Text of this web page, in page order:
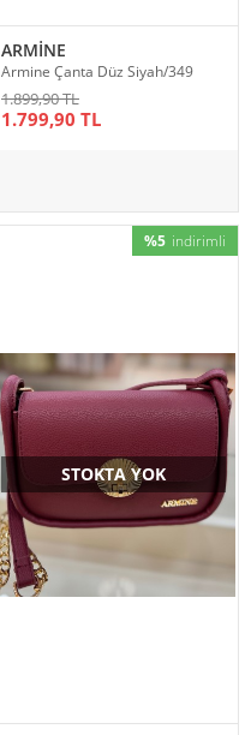
ARMİNE
Armine Çanta Düz Siyah/349
1.899,90 TL
1.799,90 TL
%5 indirimli
STOKTA YOK